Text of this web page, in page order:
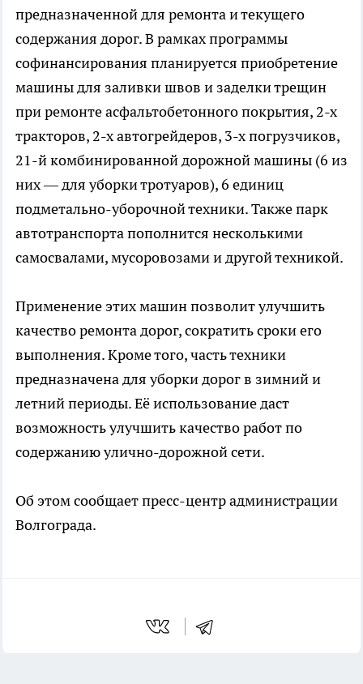
предназначенной для ремонта и текущего
содержания дорог. В рамках программы
софинансирования планируется приобретение
машины для заливки швов и заделки трещин
при ремонте асфальтобетонного покрытия, 2-х
тракторов, 2-х автогрейдеров, 3-х погрузчиков,
21-й комбинированной дорожной машины (6 из
них — для уборки тротуаров), 6 единиц
подметально-уборочной техники. Также парк
автотранспорта пополнится несколькими
самосвалами, мусоровозами и другой техникой.
Применение этих машин позволит улучшить
качество ремонта дорог, сократить сроки его
выполнения. Кроме того, часть техники
предназначена для уборки дорог в зимний и
летний периоды. Её использование даст
возможность улучшить качество работ по
содержанию улично-дорожной сети.
Об этом сообщает пресс-центр администрации
Волгограда.